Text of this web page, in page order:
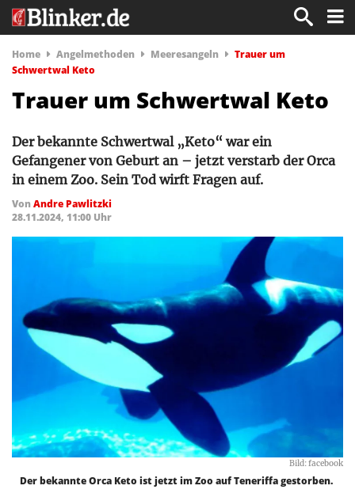
Home Angelmethoden Meeresangeln
Trauer um
Schwertwal Keto
Trauer um Schwertwal Keto
Der bekannte Schwertwal „Keto“ war ein
Gefangener von Geburt an – jetzt verstarb der Orca
in einem Zoo. Sein Tod wirft Fragen auf.
VonAndre Pawlitzki
28.11.2024, 11:00 Uhr
Bild: facebook
Der bekannte Orca Keto ist jetzt im Zoo auf Teneriffa gestorben.